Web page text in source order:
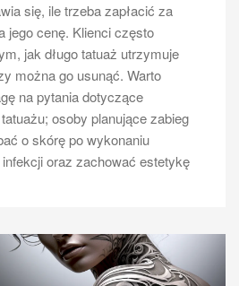
się, ile trzeba zapłacić za
jego cenę. Klienci często
jak długo tatuaż utrzymuje
można go usunąć. Warto
na pytania dotyczące
osoby planujące zabieg
o skórę po wykonaniu
oraz zachować estetykę